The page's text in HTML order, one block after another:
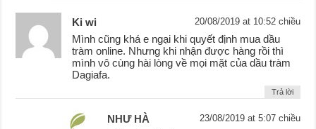
Ki wi 20/08/2019 at 10:52 chiều
Mình cũng khá e ngại khi quyết định mua dầu
tràm online. Nhưng khi nhận được hàng rồi thì
mình vô cùng hài lòng về mọi mặt của dầu tràm
Dagiafa.
Trả lời
NHƯ HÀ 23/08/2019 at 5:07 chiều